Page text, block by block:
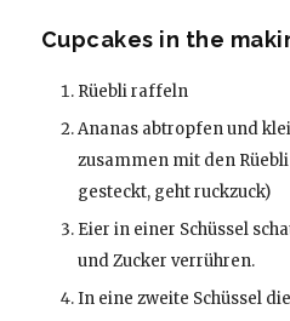
Cupcakes in the
Rüebli raffeln
Ananas abtropfen und
zusammen mit den
gesteckt, geht ruckzuck)
Eier in einer Schüssel
und Zucker verrühren.
In eine zweite Schüssel